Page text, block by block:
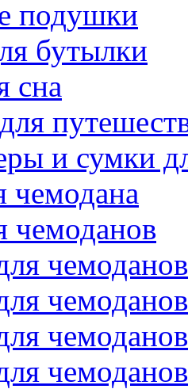
подушки
бутылки
сна
и сумки
чемодана
чемоданов